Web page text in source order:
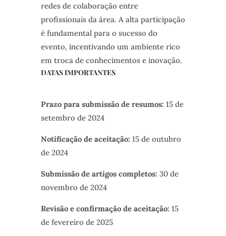
redes de colaboração entre
profissionais da área. A alta participação
é fundamental para o sucesso do
evento, incentivando um ambiente rico
em troca de conhecimentos e inovação.
DATAS IMPORTANTES
Prazo para submissão de resumos: 15 de
setembro de 2024
Notificação de aceitação: 15 de outubro
de 2024
Submissão de artigos completos: 30 de
novembro de 2024
Revisão e confirmação de aceitação: 15
de fevereiro de 2025